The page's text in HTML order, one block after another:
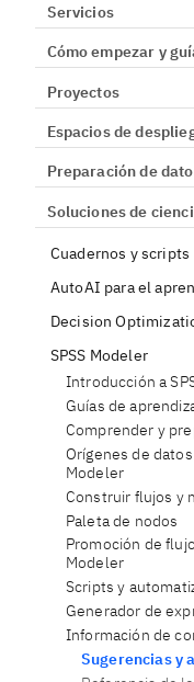
Servicios
Cómo empezar y
Proyectos
Espacios de
Preparación de
Soluciones de
Cuadernos y scripts
AutoAI para el
Decision
SPSS Modeler
Introducción a
Guías de
Comprender y
Orígenes de
Modeler
Construir flujos y
Paleta de nodos
Promoción de
Modeler
Scripts y
Generador de
Información de
Sugerencias y